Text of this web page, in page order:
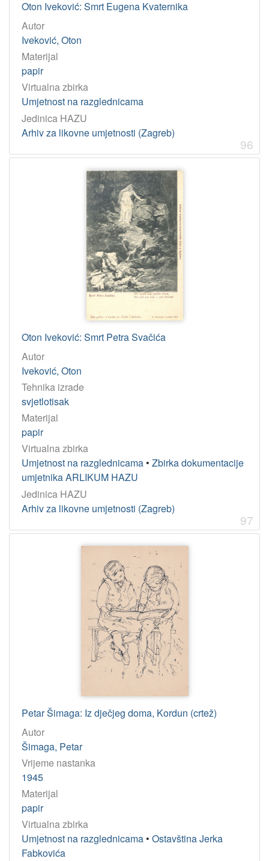
Oton Iveković: Smrt Eugena Kvaternika
Autor
Iveković, Oton
Materijal
papir
Virtualna zbirka
Umjetnost na razglednicama
Jedinica HAZU
Arhiv za likovne umjetnosti (Zagreb)
96
Oton Iveković: Smrt Petra Svačića
Autor
Iveković, Oton
Tehnika izrade
svjetlotisak
Materijal
papir
Virtualna zbirka
Umjetnost na razglednicama • Zbirka dokumentacije
umjetnika ARLIKUM HAZU
Jedinica HAZU
Arhiv za likovne umjetnosti (Zagreb)
97
Petar Šimaga: Iz dječjeg doma, Kordun (crtež)
Autor
Šimaga, Petar
Vrijeme nastanka
1945
Materijal
papir
Virtualna zbirka
Umjetnost na razglednicama • Ostavština Jerka
Fabkovića